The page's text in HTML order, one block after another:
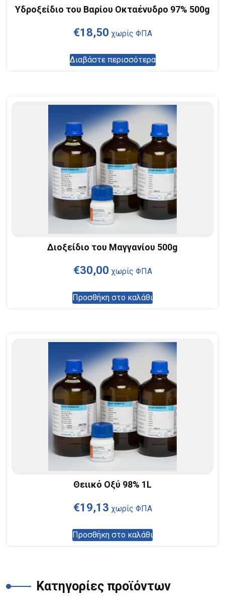
Υδροξείδιο του Βαρίου Οκταένυδρο 97% 500g
€18,50 χωρίς ΦΠΑ
Διαβάστε περισσότερα
Διοξείδιο του Μαγγανίου 500g
€30,00 χωρίς ΦΠΑ
Προσθήκη στο καλάθι
Θειικό Οξύ 98% 1L
€19,13 χωρίς ΦΠΑ
Προσθήκη στο καλάθι
Κατηγορίες προϊόντων